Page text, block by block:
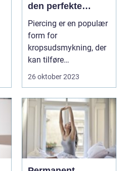
den perfekte
kropsudsmykning
Piercing er en populær
form for
kropsudsmykning, der
kan tilføre
personlighed og stil til
26 oktober 2023